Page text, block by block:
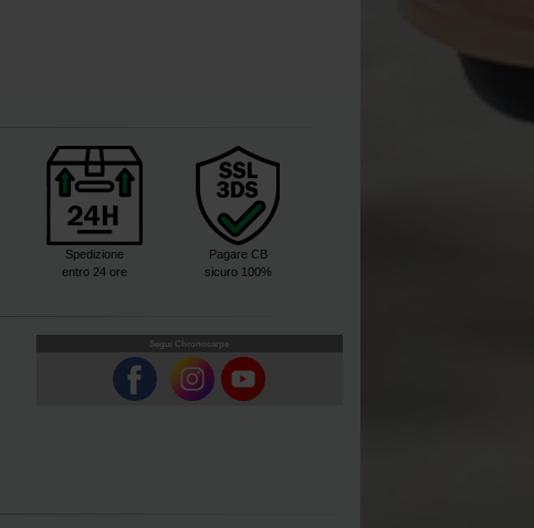
Spedizione
entro 24 ore
Pagare CB
sicuro 100%
Segui Chronocarpe